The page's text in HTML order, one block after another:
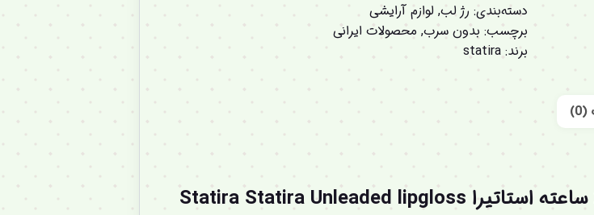
دسته‌بندی: رژ لب, لوازم آرایشی
برچسب: بدون سرب, محصولات ایرانی
برند: statira
‎‎چرا باید از رژلب مایع مات بدون سرب 24 ساعته استاتیرا Statira Statira Unleaded lipgloss